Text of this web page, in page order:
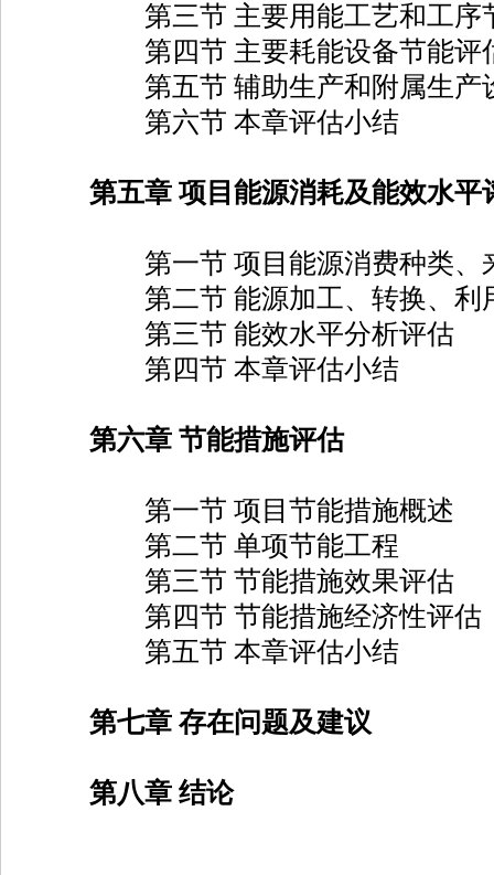
第三节 主要用能工艺和工序
第四节 主要耗能设备节能评
第五节 辅助生产和附属生产设
第六节 本章评估小结
第五章 项目能源消耗及能效水平
第一节 项目能源消费种类、来
第二节 能源加工、转换、利
第三节 能效水平分析评估
第四节 本章评估小结
第六章 节能措施评估
第一节 项目节能措施概述
第二节 单项节能工程
第三节 节能措施效果评估
第四节 节能措施经济性评估
第五节 本章评估小结
第七章 存在问题及建议
第八章 结论